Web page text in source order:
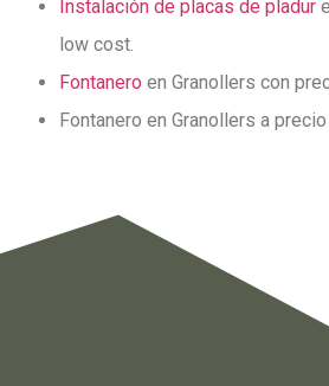
Instalación de placas de pladur
low cost.
Fontanero en Granollers con
Fontanero en Granollers a